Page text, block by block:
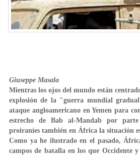
Giuseppe Masala
Mientras los ojos del mundo están
explosión de la "guerra mundial
ataque angloamericano en Yemen para
estrecho de Bab al-Mandab por
proiraníes también en África la situación
Como ya he ilustrado en el pasado,
campos de batalla en los que Occidente